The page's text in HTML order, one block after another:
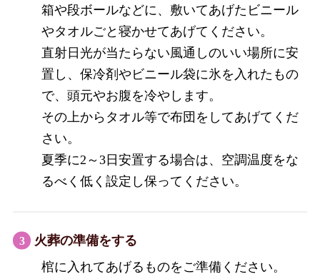
箱や段ボールなどに、敷いてあげたビニール
やタオルごと寝かせてあげてください。
直射日光が当たらない風通しのいい場所に安
置し、保冷剤やビニール袋に氷を入れたもの
で、頭元やお腹を冷やします。
その上からタオル等で布団をしてあげてくだ
さい。
夏季に2～3日安置する場合は、空調温度をな
るべく低く設定し保ってください。
火葬の準備をする
棺に入れてあげるものをご準備ください。